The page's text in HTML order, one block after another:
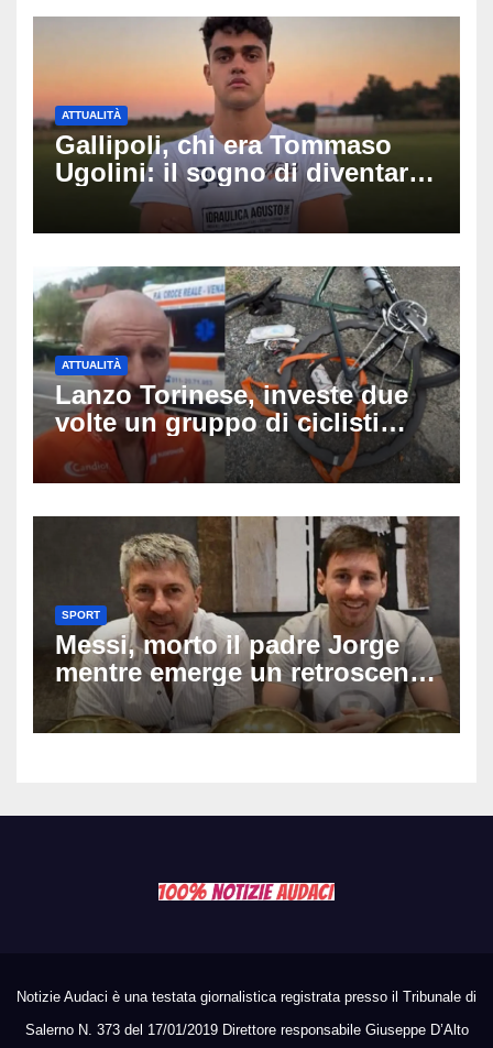
ATTUALITÀ
Gallipoli, chi era Tommaso
Ugolini: il sogno di diventare
medico e la fascia da
capitano, il dolore di Bologna
ATTUALITÀ
Lanzo Torinese, investe due
volte un gruppo di ciclisti
dopo una lite: arrestato
73enne, il racconto choc di un
SPORT
Messi, morto il padre Jorge
mentre emerge un retroscena
choc: le minacce di morte al
fuoriclasse durante i Mondiali
Notizie Audaci è una testata giornalistica registrata presso il Tribunale di
Salerno N. 373 del 17/01/2019 Direttore responsabile Giuseppe D’Alto